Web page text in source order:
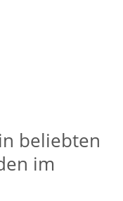
beliebten
im